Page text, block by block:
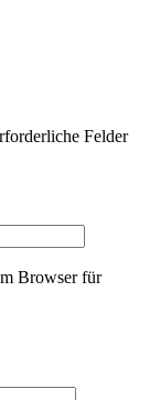
Felder
Browser für